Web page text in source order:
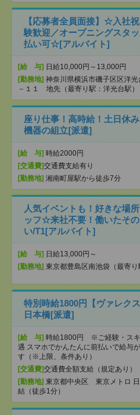
【応募者全員面接】☆入社
験歓迎／オープニングスタ
払い可☆[アルバイト]
[給 与] 日給10,000円～13,000円
[勤務地] 神奈川県横浜市磯子区区洋光
－１１ 地先（最寄り駅：洋光台駅）
座り仕事！高時給！土日休
機器の組立[派遣]
[給 与] 時給2000円
[交通費]交通費支給有り
[勤務地] 湘南町屋駅から徒歩7分
人気イベントも！好きな場
ッフ☆来社不要！働いたそ
い/T1[アルバイト]
[給 与] 日給13,000円～
[勤務地] 東京都豊島区南池袋（最寄り
特別時給1800円【ヴァレク
日本橋[派遣]
[給 与] 時給1800円 ※ご経験・スキ
遇 スマホでかんたんに前払いで給与
す（※上限、条件あり）
[交通費]交通費全額支給（規定あり）
[勤務地] 東京都中央区 東京メトロ
結（徒歩1分）